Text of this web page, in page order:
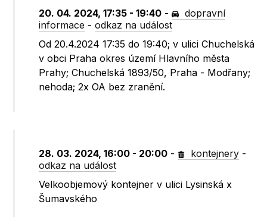
20. 04. 2024, 17:35 - 19:40 -
dopravní
informace -odkaz na událost
Od 20.4.2024 17:35 do 19:40; v ulici Chuchelská
v obci Praha okres území Hlavního města
Prahy; Chuchelská 1893/50, Praha - Modřany;
nehoda; 2x OA bez zranění.
28. 03. 2024, 16:00 - 20:00 - kontejnery -
odkaz na událost
Velkoobjemový kontejner v ulici Lysinská x
Šumavského